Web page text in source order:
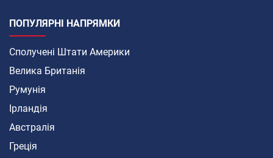
ПОПУЛЯРНІ НАПРЯМКИ
Сполучені Штати Америки
Велика Британія
Румунія
Ірландія
Австралія
Греція